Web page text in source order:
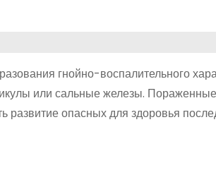
гнойно-воспалительного
или сальные железы. Пораженные
развитие опасных для здоровья